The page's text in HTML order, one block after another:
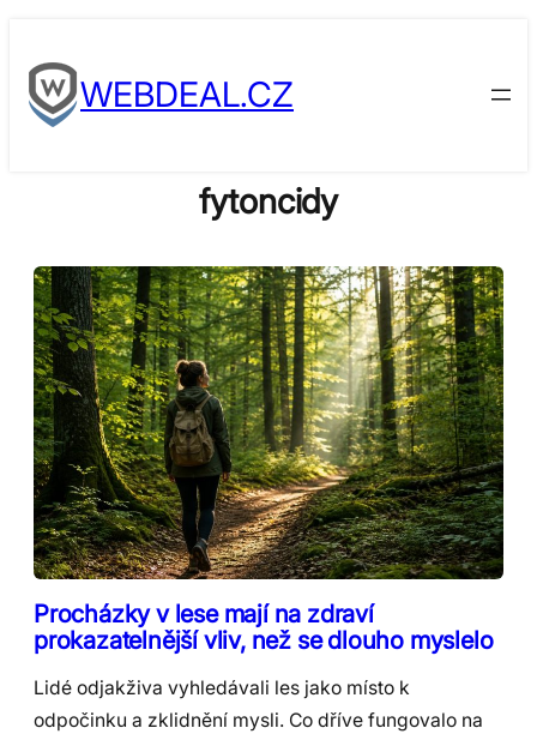
to
contentWEBDEAL.CZ
fytoncidy
Procházky v lese mají na zdraví
prokazatelnější vliv, než se dlouho myslelo
Lidé odjakživa vyhledávali les jako místo k
odpočinku a zklidnění mysli. Co dříve fungovalo na